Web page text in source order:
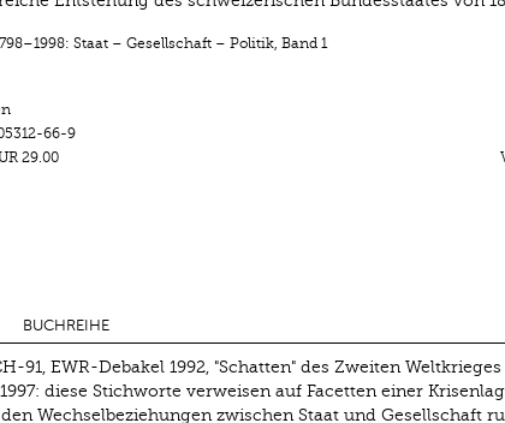
Staat – Gesellschaft – Politik, Band 1
66-9
29.00
BUCHREIHE
91, EWR-Debakel 1992, "Schatten" des Zweiten Weltkrieges
diese Stichworte verweisen auf Facetten einer
Wechselbeziehungen zwischen Staat und Gesellschaft